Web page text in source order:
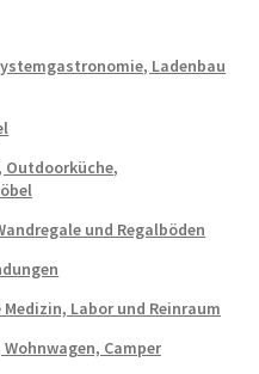
Ladenbau
Outdoorküche,
und Regalböden
Labor und Reinraum
Camper